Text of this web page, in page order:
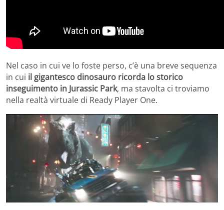
Nel caso in cui ve lo foste perso, c’è una breve sequenza
in cui il gigantesco dinosauro ricorda lo storico
inseguimento in Jurassic Park, ma stavolta ci troviamo
nella realtà virtuale di Ready Player One.